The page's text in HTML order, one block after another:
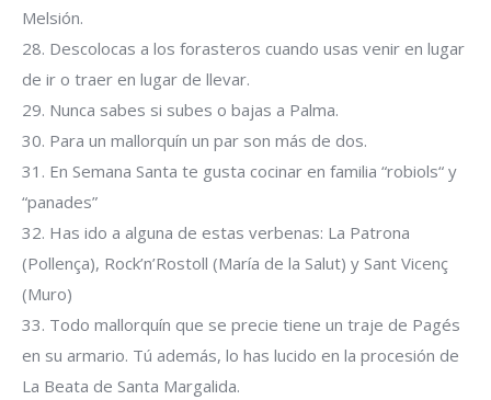
Melsión.
28. Descolocas a los forasteros cuando usas venir en lugar
de ir o traer en lugar de llevar.
29. Nunca sabes si subes o bajas a Palma.
30. Para un mallorquín un par son más de dos.
31. En Semana Santa te gusta cocinar en familia “robiols“ y
“panades”
32. Has ido a alguna de estas verbenas: La Patrona
(Pollença), Rock’n’Rostoll (María de la Salut) y Sant Vicenç
(Muro)
33. Todo mallorquín que se precie tiene un traje de Pagés
en su armario. Tú además, lo has lucido en la procesión de
La Beata de Santa Margalida.